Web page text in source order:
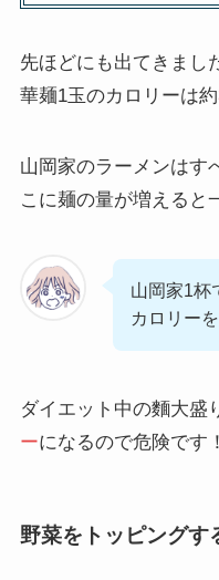
先ほどにも出てきまし
華麺1玉のカロリーは約
山岡家のラーメンはす
こに麺の量が増えると
山岡家1杯
カロリー
ダイエット中の麵大盛
ーになるので危険です！
野菜をトッピングす